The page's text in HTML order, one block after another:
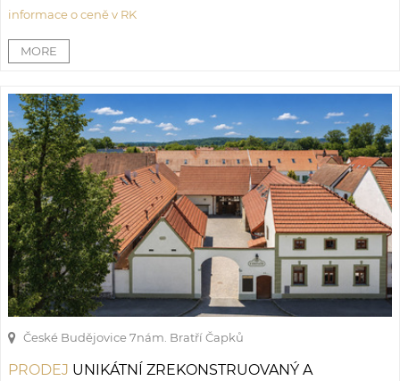
informace o ceně v RK
České Budějovice 7nám. Bratří Čapků
PRODEJ UNIKÁTNÍ ZREKONSTRUOVANÝ A